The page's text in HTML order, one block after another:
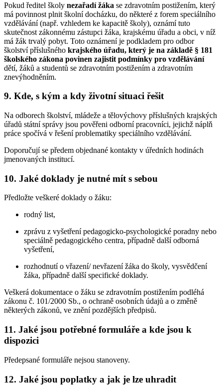
Pokud ředitel školy nezařadí žáka se zdravotním postižením, který
má povinnost plnit školní docházku, do některé z forem speciálního
vzdělávání (např. vzhledem ke kapacitě školy), oznámí tuto
skutečnost zákonnému zástupci žáka, krajskému úřadu a obci, v níž
má žák trvalý pobyt. Toto oznámení je podkladem pro odbor
školství příslušného krajského úřadu, který je na základě § 181
školského zákona povinen zajistit podmínky pro vzdělávání
dětí, žáků a studentů se zdravotním postižením a zdravotním
znevýhodněním.
9. Kde, s kým a kdy životní situaci řešit
Na odborech školství, mládeže a tělovýchovy příslušných krajských
úřadů státní správy jsou pověřeni odborní pracovníci, jejichž náplň
práce spočívá v řešení problematiky speciálního vzdělávání.
Doporučují se předem objednané kontakty v úředních hodinách
jmenovaných institucí.
10. Jaké doklady je nutné mít s sebou
Předložte veškeré doklady o žáku:
rodný list,
zprávu z vyšetření pedagogicko-psychologické poradny nebo
speciálně pedagogického centra, případně další odborná
vyšetření,
rozhodnutí o vřazení/ nevřazení žáka do školy, vysvědčení
žáka, případně další specifické doklady.
Veškerá dokumentace o žáku se zdravotním postižením podléhá
zákonu č. 101/2000 Sb., o ochraně osobních údajů a o změně
některých zákonů, ve znění pozdějších předpisů.
11. Jaké jsou potřebné formuláře a kde jsou k
dispozici
Předepsané formuláře nejsou stanoveny.
12. Jaké jsou poplatky a jak je lze uhradit